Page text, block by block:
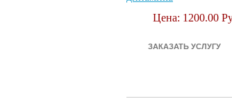
Цена: 1200.00